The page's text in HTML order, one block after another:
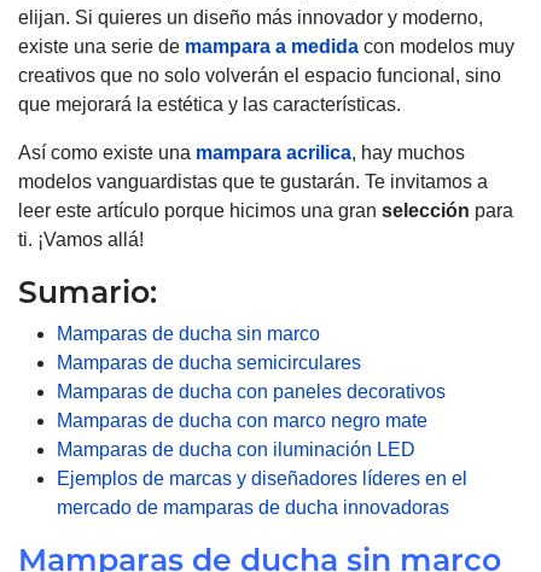
elijan. Si quieres un diseño más innovador y moderno,
existe una serie de mampara a medida con modelos muy
creativos que no solo volverán el espacio funcional, sino
que mejorará la estética y las características.
Así como existe una mampara acrilica, hay muchos
modelos vanguardistas que te gustarán. Te invitamos a
leer este artículo porque hicimos una gran selección para
ti. ¡Vamos allá!
Sumario:
Mamparas de ducha sin marco
Mamparas de ducha semicirculares
Mamparas de ducha con paneles decorativos
Mamparas de ducha con marco negro mate
Mamparas de ducha con iluminación LED
Ejemplos de marcas y diseñadores líderes en el
mercado de mamparas de ducha innovadoras
Mamparas de ducha sin marco